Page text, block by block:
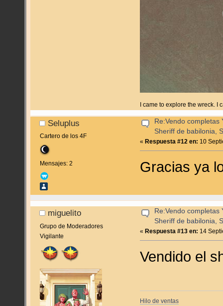
I came to explore the wreck. I
Seluplus
Cartero de los 4F
Mensajes: 2
Re:Vendo completas
Sheriff de babilonia,
«Respuesta #12 en: 10
Gracias ya
miguelito
Grupo de Moderadores
Vigilante
Re:Vendo completas
Sheriff de babilonia,
« Respuesta #13 en: 14
Vendido el
Hilo de ventas